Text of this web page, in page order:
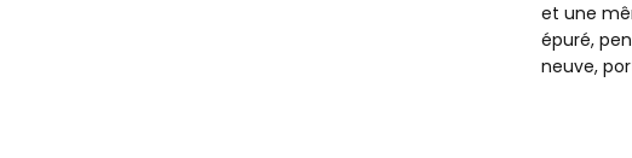
et une
épuré,
neuve,